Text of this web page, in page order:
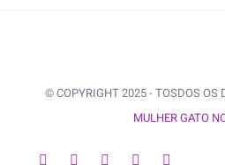
© COPYRIGHT 2025 - TOSDOS OS
MULHER GATO